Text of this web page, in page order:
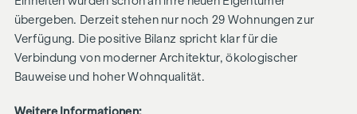
übergeben. Derzeit stehen nur noch 29 Wohnungen zur
Verfügung. Die positive Bilanz spricht klar für die
Verbindung von moderner Architektur, ökologischer
Bauweise und hoher Wohnqualität.
Weitere Informationen: